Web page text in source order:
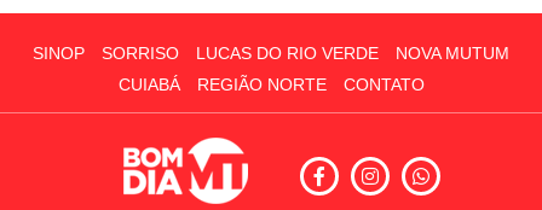
SINOP SORRISO LUCAS DO RIO VERDE
NOVA MUTUM
CUIABÁ
REGIÃO NORTE CONTATO